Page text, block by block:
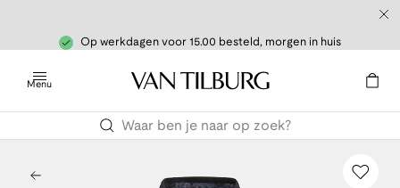
Op werkdagen voor 15.00 besteld, morgen in huis
Menu